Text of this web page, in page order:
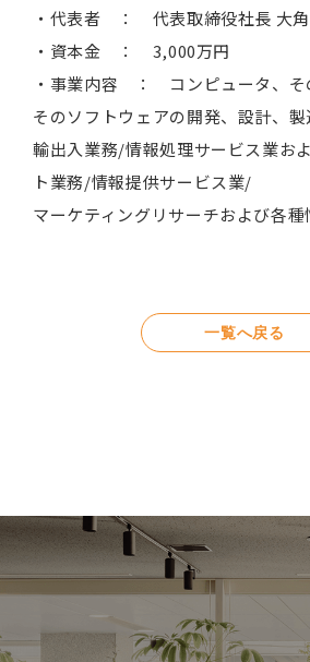
・代表者 ： 代表取締役社長 大角
・資本金 ： 3,000万円
・事業内容 ： コンピュータ、そ
そのソフトウェアの開発、設計、
輸出入業務/情報処理サービス業お
ト業務/情報提供サービス業/
マーケティングリサーチおよび各
一覧へ戻る